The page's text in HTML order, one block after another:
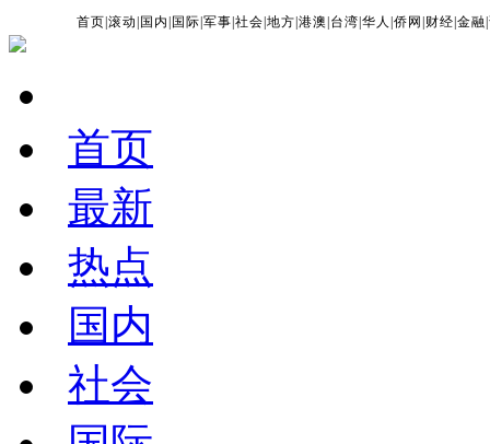
首页 |滚动 国内 国际 |军事 |社会 |地方 |港澳 台湾 |华人 |侨网 财经 |金融 |
首页
最新
热点
国内
社会